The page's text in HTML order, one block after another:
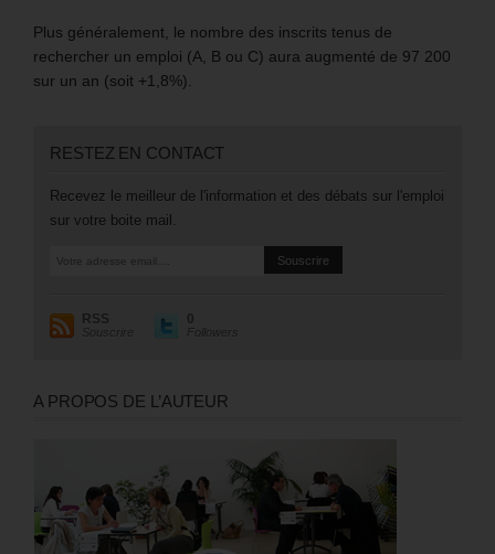
Plus généralement, le nombre des inscrits tenus de
rechercher un emploi (A, B ou C) aura augmenté de 97 200
sur un an (soit +1,8%).
RESTEZ EN CONTACT
Recevez le meilleur de l'information et des débats sur l'emploi
sur votre boite mail.
RSS
Souscrire
0
Followers
A PROPOS DE L’AUTEUR